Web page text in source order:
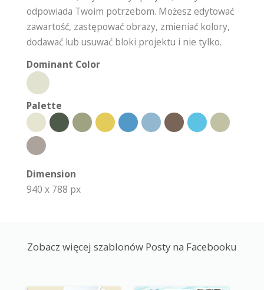
odpowiada Twoim potrzebom. Możesz edytować
zawartość, zastępować obrazy, zmieniać kolory,
dodawać lub usuwać bloki projektu i nie tylko.
Dominant Color
Palette
Dimension
940 x 788 px
Zobacz więcej szablonów Posty na Facebooku